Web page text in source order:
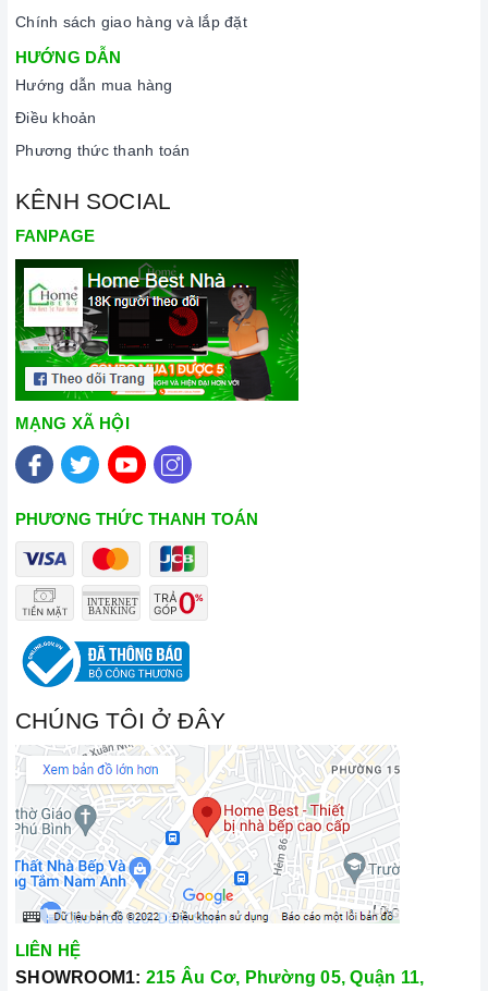
Chính sách giao hàng và lắp đặt
HƯỚNG DẪN
Hướng dẫn mua hàng
Điều khoản
Phương thức thanh toán
KÊNH SOCIAL
FANPAGE
MẠNG XÃ HỘI
PHƯƠNG THỨC THANH TOÁN
CHÚNG TÔI Ở ĐÂY
LIÊN HỆ
SHOWROOM1: 215 Âu Cơ, Phường 05, Quận 11,